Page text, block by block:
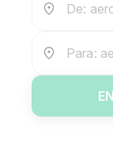
De:
Para: